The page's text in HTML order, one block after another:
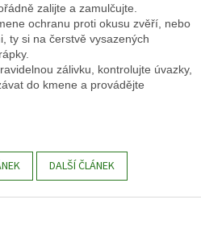
zalijte a zamulčujte.
ochranu proti okusu zvěří, nebo
ty si na čerstvě vysazených
zálivku, kontrolujte úvazky,
do kmene a provádějte
DALŠÍ ČLÁNEK